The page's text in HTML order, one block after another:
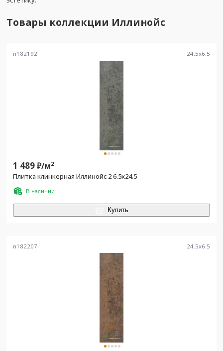
Товары коллекции Иллинойс
n182192 24.5x6.5
1 489₽/м2
Плитка клинкерная Иллинойс 2 6.5х24.5
В наличии
Купить
n182207 24.5x6.5